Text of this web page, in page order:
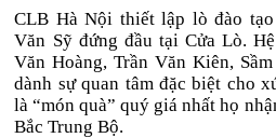
CLB Hà Nội thiết lập lò đào
Văn Sỹ đứng đầu tại Cửa Lò.
Văn Hoàng, Trần Văn Kiên,
dành sự quan tâm đặc biệt cho
là “món quà” quý giá nhất họ
Bắc Trung Bộ.